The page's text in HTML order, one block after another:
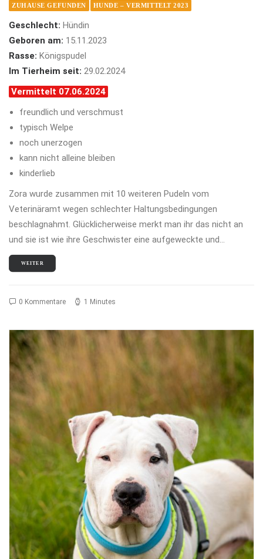
ZUHAUSE GEFUNDEN HUNDE – VERMITTELT 2023
Geschlecht: Hündin
Geboren am: 15.11.2023
Rasse: Königspudel
Im Tierheim seit: 29.02.2024
Vermittelt 07.06.2024
freundlich und verschmust
typisch Welpe
noch unerzogen
kann nicht alleine bleiben
kinderlieb
Zora wurde zusammen mit 10 weiteren Pudeln vom
Veterinäramt wegen schlechter Haltungsbedingungen
beschlagnahmt. Glücklicherweise merkt man ihr das nicht an
und sie ist wie ihre Geschwister eine aufgeweckte und…
WEITER
0 Kommentare 1 Minutes